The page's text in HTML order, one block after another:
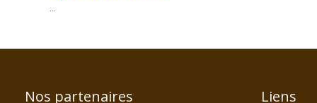
...
Nos partenaires Liens